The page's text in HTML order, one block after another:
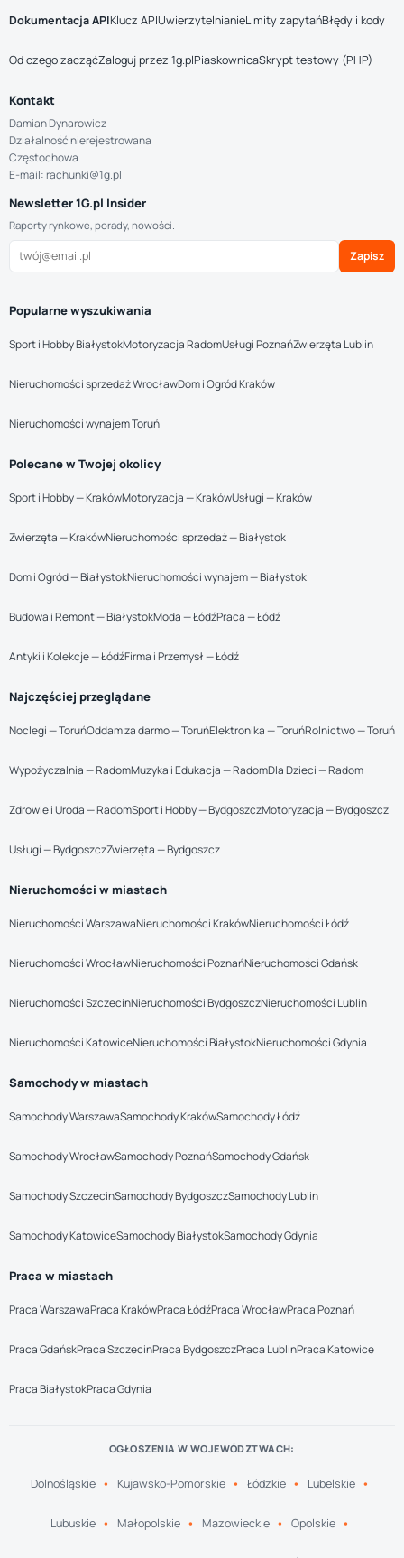
Dokumentacja APIKlucz APIUwierzytelnianieLimity zapytańBłędy i kody
Od czego zacząćZaloguj przez 1g.plPiaskownicaSkrypt testowy (PHP)
Kontakt
Damian Dynarowicz
Działalność nierejestrowana
Częstochowa
E-mail: rachunki@1g.pl
Newsletter 1G.pl Insider
Raporty rynkowe, porady, nowości.
Zapisz
Popularne wyszukiwania
Sport i Hobby BiałystokMotoryzacja RadomUsługi PoznańZwierzęta Lublin
Nieruchomości sprzedaż WrocławDom i Ogród Kraków
Nieruchomości wynajem Toruń
Polecane w Twojej okolicy
Sport i Hobby — KrakówMotoryzacja — KrakówUsługi — Kraków
Zwierzęta — KrakówNieruchomości sprzedaż — Białystok
Dom i Ogród — BiałystokNieruchomości wynajem — Białystok
Budowa i Remont — BiałystokModa — ŁódźPraca — Łódź
Antyki i Kolekcje — ŁódźFirma i Przemysł — Łódź
Najczęściej przeglądane
Noclegi — ToruńOddam za darmo — ToruńElektronika — ToruńRolnictwo — Toruń
Wypożyczalnia — RadomMuzyka i Edukacja — RadomDla Dzieci — Radom
Zdrowie i Uroda — RadomSport i Hobby — BydgoszczMotoryzacja — Bydgoszcz
Usługi — BydgoszczZwierzęta — Bydgoszcz
Nieruchomości w miastach
Nieruchomości WarszawaNieruchomości KrakówNieruchomości Łódź
Nieruchomości WrocławNieruchomości PoznańNieruchomości Gdańsk
Nieruchomości SzczecinNieruchomości BydgoszczNieruchomości Lublin
Nieruchomości KatowiceNieruchomości BiałystokNieruchomości Gdynia
Samochody w miastach
Samochody WarszawaSamochody KrakówSamochody Łódź
Samochody WrocławSamochody PoznańSamochody Gdańsk
Samochody SzczecinSamochody BydgoszczSamochody Lublin
Samochody KatowiceSamochody BiałystokSamochody Gdynia
Praca w miastach
Praca WarszawaPraca KrakówPraca ŁódźPraca WrocławPraca Poznań
Praca GdańskPraca SzczecinPraca BydgoszczPraca LublinPraca Katowice
Praca BiałystokPraca Gdynia
OGŁOSZENIA W WOJEWÓDZTWACH:
Dolnośląskie Kujawsko-Pomorskie Łódzkie Lubelskie
Lubuskie Małopolskie Mazowieckie Opolskie